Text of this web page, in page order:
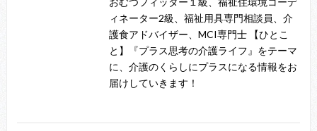
ィネーター2級、福祉用具専門相談員、介
護食アドバイザー、MCI専門士 【ひとこ
と】『プラス思考の介護ライフ』をテーマ
に、介護のくらしにプラスになる情報をお
届けしていきます！